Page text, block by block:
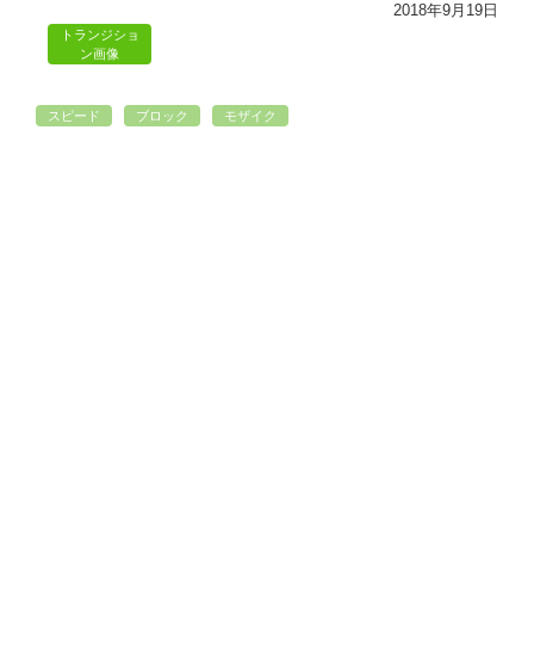
2018年9月19日
トランジショ
ン画像
スピード ブロック モザイク